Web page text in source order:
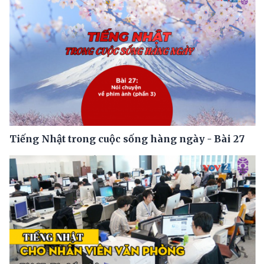
Tiếng Nhật trong cuộc sống hàng ngày - Bài 27